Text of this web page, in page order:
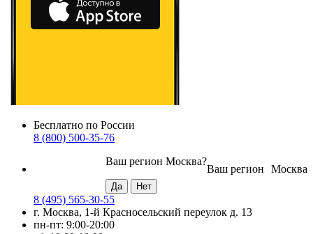
Бесплатно по России
8 (800) 500-35-76
Москва
Ваш регион
Ваш регион Москва?
8 (495) 565-30-55
г. Москва, 1-й Красносельский переулок д. 13
пн-пт: 9:00-20:00